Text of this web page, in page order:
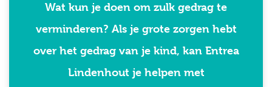
Wat kun je doen om zulk gedrag te
verminderen? Als je grote zorgen hebt
over het gedrag van je kind, kan Entrea
Lindenhout je helpen met